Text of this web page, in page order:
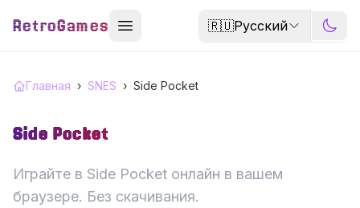
RetroGames 🇷🇺Русский
Главная › SNES › Side Pocket
Side Pocket
Играйте в Side Pocket онлайн в вашем
браузере. Без скачивания.